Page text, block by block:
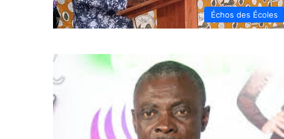
Échos des Écoles